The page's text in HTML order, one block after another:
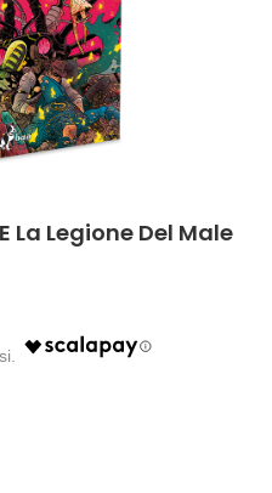
La Legione Del Male